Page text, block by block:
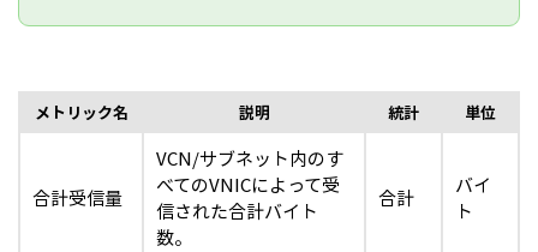
メトリック名 説明 統計 単位
合計受信量
VCN/サブネット内のす
べてのVNICによって受
信された合計バイト
数。
合計
バイ
ト